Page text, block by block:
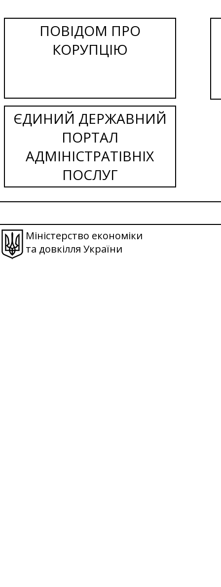
ПОВІДОМ ПРО
КОРУПЦІЮ
ЄДИНИЙ ДЕРЖАВНИЙ
ПОРТАЛ
АДМІНІСТРАТІВНІХ
ПОСЛУГ
Міністерство економіки
та довкілля України